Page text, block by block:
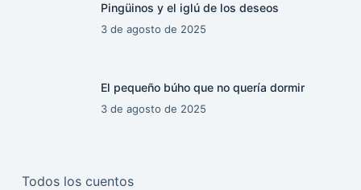
Pingüinos y el iglú de los deseos
3 de agosto de 2025
El pequeño búho que no quería dormir
3 de agosto de 2025
Todos los cuentos